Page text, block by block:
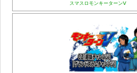
スマスロモンキーターンⅤ